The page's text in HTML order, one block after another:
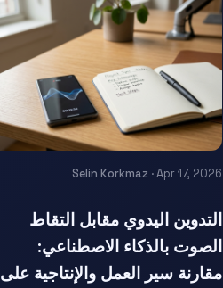
Selin Korkmaz · Apr 17, 2026
التدوين اليدوي مقابل التقاط
الصوت بالذكاء الاصطناعي:
مقارنة سير العمل والإنتاجية على